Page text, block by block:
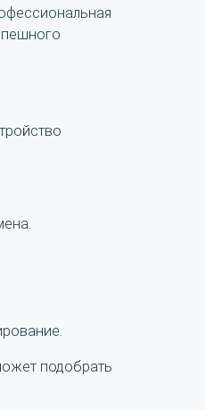
подобрать